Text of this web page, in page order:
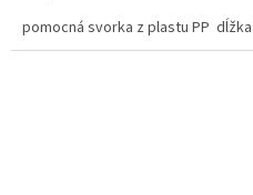
pomocná svorka z plastu PP dĺžka